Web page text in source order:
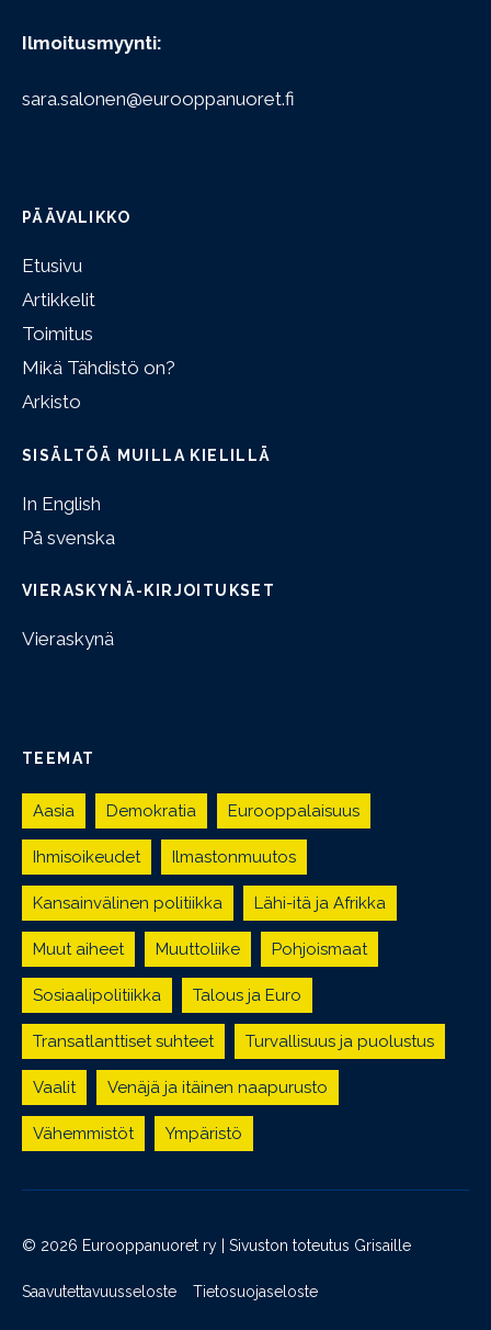
Ilmoitusmyynti:
sara.salonen@eurooppanuoret.fi
PÄÄVALIKKO
Etusivu
Artikkelit
Toimitus
Mikä Tähdistö on?
Arkisto
SISÄLTÖÄ MUILLA KIELILLÄ
In English
På svenska
VIERASKYNÄ-KIRJOITUKSET
Vieraskynä
TEEMAT
Aasia Demokratia Eurooppalaisuus
Ihmisoikeudet Ilmastonmuutos
Kansainvälinen politiikka Lähi-itä ja Afrikka
Muut aiheet Muuttoliike Pohjoismaat
Sosiaalipolitiikka Talous ja Euro
Transatlanttiset suhteet Turvallisuus ja puolustus
Vaalit Venäjä ja itäinen naapurusto
Vähemmistöt Ympäristö
© 2026 Eurooppanuoret ry | Sivuston toteutus Grisaille
Saavutettavuusseloste Tietosuojaseloste